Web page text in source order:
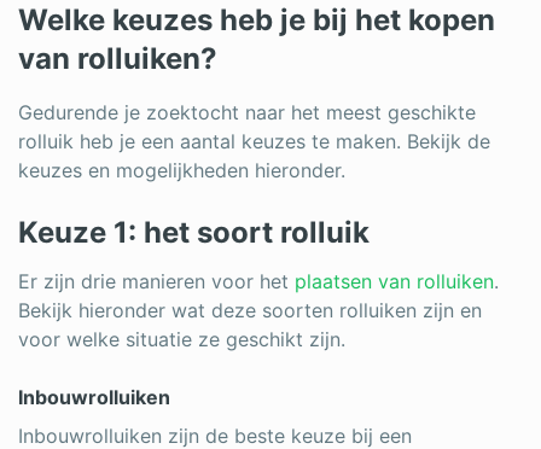
Welke keuzes heb je bij het kopen
van rolluiken?
Gedurende je zoektocht naar het meest geschikte
rolluik heb je een aantal keuzes te maken. Bekijk de
keuzes en mogelijkheden hieronder.
Keuze 1: het soort rolluik
Er zijn drie manieren voor het plaatsen van rolluiken.
Bekijk hieronder wat deze soorten rolluiken zijn en
voor welke situatie ze geschikt zijn.
Inbouwrolluiken
Inbouwrolluiken zijn de beste keuze bij een